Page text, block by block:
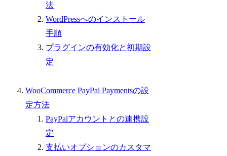
法
WordPressへのインストール
手順
プラグインの有効化と初期設
定
WooCommerce PayPal Paymentsの設
定方法
PayPalアカウントとの連携設
定
支払いオプションのカスタマ